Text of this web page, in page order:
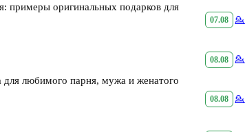
примеры оригинальных подарков для
любимого парня, мужа и женатого
07.08 💁
08.08 💁
08.08 💁